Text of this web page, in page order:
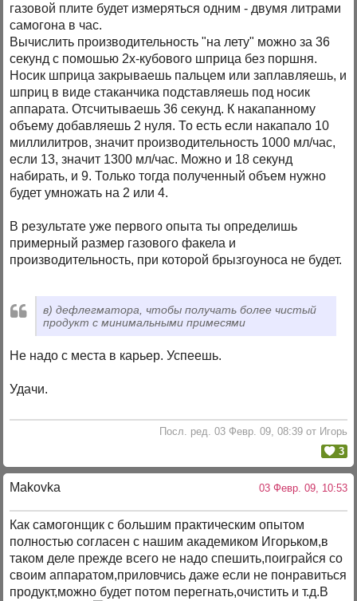
газовой плите будет измеряться одним - двумя литрами
самогона в час.
Вычислить производительность "на лету" можно за 36
секунд с помошью 2х-кубового шприца без поршня.
Носик шприца закрываешь пальцем или заплавляешь, и
шприц в виде стаканчика подставляешь под носик
аппарата. Отсчитываешь 36 секунд. К накапанному
объему добавляешь 2 нуля. То есть если накапало 10
миллилитров, значит производительность 1000 мл/час,
если 13, значит 1300 мл/час. Можно и 18 секунд
набирать, и 9. Только тогда полученный объем нужно
будет умножать на 2 или 4.
В результате уже первого опыта ты определишь
примерный размер газового факела и
производительность, при которой брызгоуноса не будет.
в) дефлегматора, чтобы получать более чистый
продукт с минимальными примесями
Не надо с места в карьер. Успеешь.
Удачи.
Посл. ред. 03 Февр. 09, 08:39 от Игорь
3
Makovka 03 Февр. 09, 10:53
Как самогонщик с большим практическим опытом
полностью согласен с нашим академиком Игорьком,в
таком деле прежде всего не надо спешить,поиграйся со
своим аппаратом,приловчись даже если не понравиться
продукт,можно будет потом перегнать,очистить и т.д.В